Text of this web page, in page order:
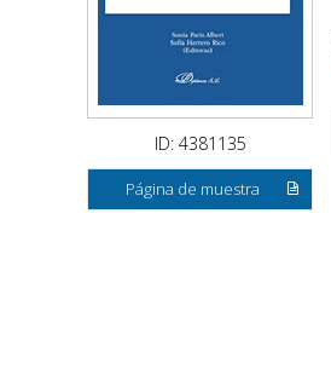
ID: 4381135
Página de muestra